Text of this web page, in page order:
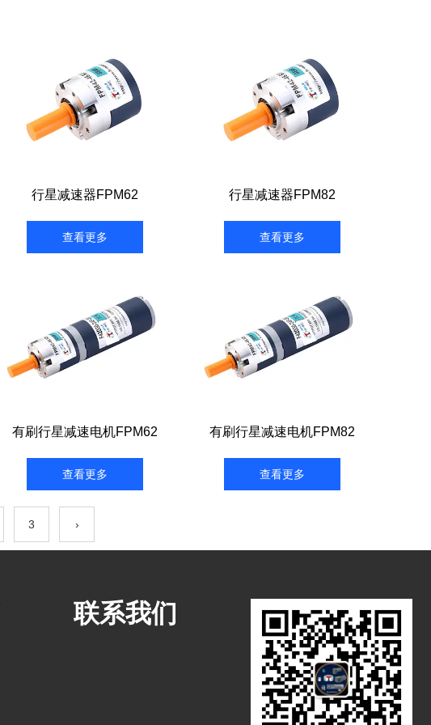
行星减速器FPM62
查看更多
行星减速器FPM82
查看更多
有刷行星减速电机FPM62
查看更多
有刷行星减速电机FPM82
查看更多
3 ›
联系我们